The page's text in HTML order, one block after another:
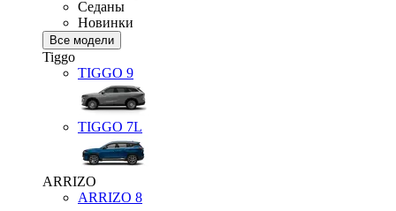
Седаны
Новинки
Все модели
Tiggo
TIGGO 9
TIGGO 7L
ARRIZO
ARRIZO 8